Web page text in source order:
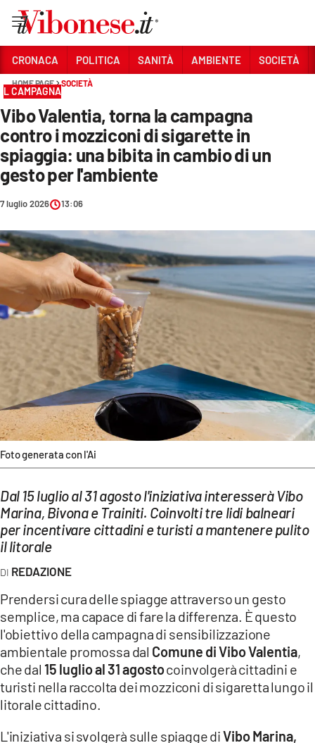
Sezioni
CRONACA
POLITICA
SANITÀ
AMBIENTE
SOCIETÀ
CULTURA
ECONOMIA E LAVORO
SPORT
Streaming
LAC TV
LAC NETWORK
LaC
Network
LACONAIR.IT
LACITYMAG.IT
ILREGGINO.IT
COSENZACHANNEL.IT
ILVIBONESE.IT
CRONACA POLITICA SANITÀ AMBIENTE SOCIETÀ
HOME PAGE SOCIETÀ
L CAMPAGNA
Vibo Valentia, torna la campagna
contro i mozziconi di sigarette in
spiaggia: una bibita in cambio di un
gesto per l'ambiente
Foto generata con l'Ai
7 luglio 2026 13:06
Dal 15 luglio al 31 agosto l'iniziativa interesserà Vibo
Marina, Bivona e Trainiti. Coinvolti tre lidi balneari
per incentivare cittadini e turisti a mantenere pulito
il litorale
REDAZIONE
Prendersi cura delle spiagge attraverso un gesto
semplice, ma capace di fare la differenza. È questo
l'obiettivo della campagna di sensibilizzazione
ambientale promossa dal Comune di Vibo Valentia,
che dal 15 luglio al 31 agostocoinvolgerà cittadini e
turisti nella raccolta dei mozziconi di sigaretta lungo il
litorale cittadino.
L'iniziativa si svolgerà sulle spiagge diVibo Marina,